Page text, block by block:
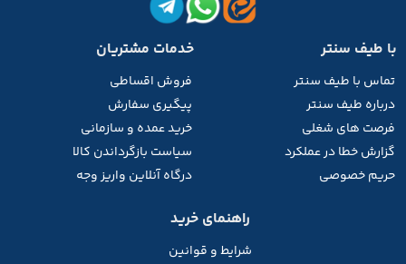
با طیف سنتر
تماس با طیف سنتر
درباره طیف سنتر
فرصت های شغلی
گزارش خطا در عملکرد
حریم خصوصی
خدمات مشتریان
فروش اقساطی
پیگیری سفارش
خرید عمده و سازمانی
سیاست بازگرداندن کالا
درگاه آنلاین واریز وجه
راهنمای خرید
شرایط و قوانین